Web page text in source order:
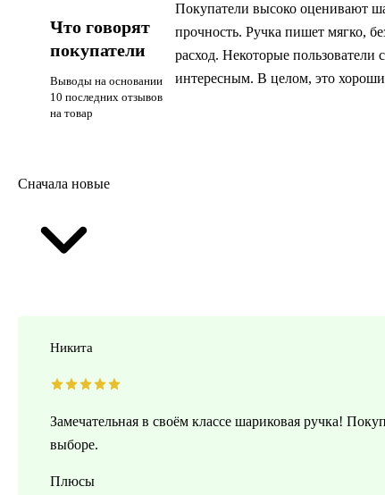
Что говорят
покупатели
Выводы на основании
10 последних отзывов
на товар
Покупатели высоко оценивают
прочность. Ручка пишет мягко,
расход. Некоторые
интересным. В целом, это
Сначала новые
Никита
Замечательная в своём классе шариковая ручка!
выборе.
Плюсы